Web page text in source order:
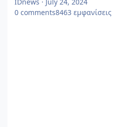
0 comments8463 εμφανίσεις